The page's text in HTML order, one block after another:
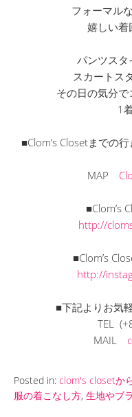
フォーマル
嬉しい
パンツスタ
スカートス
その日の気分で
1
■Clom’s Closetまでの
MAP
■Clom’s
http://
■Clom’s
http://
■下記よりお気
TEL
MAIL
Posted in: clom's closetか
服の着こなし方, 生地やブ